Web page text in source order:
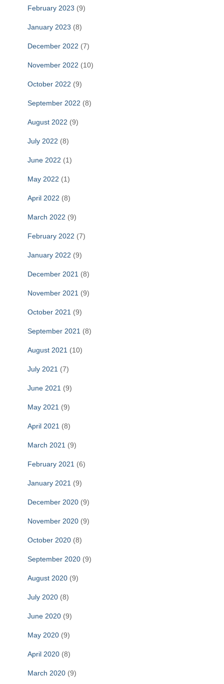
February 2023 (9)
January 2023 (8)
December 2022 (7)
November 2022 (10)
October 2022 (9)
September 2022 (8)
August 2022 (9)
July 2022 (8)
June 2022 (1)
May 2022 (1)
April 2022 (8)
March 2022 (9)
February 2022 (7)
January 2022 (9)
December 2021 (8)
November 2021 (9)
October 2021 (9)
September 2021 (8)
August 2021 (10)
July 2021 (7)
June 2021 (9)
May 2021 (9)
April 2021 (8)
March 2021 (9)
February 2021 (6)
January 2021 (9)
December 2020 (9)
November 2020 (9)
October 2020 (8)
September 2020 (9)
August 2020 (9)
July 2020 (8)
June 2020 (9)
May 2020 (9)
April 2020 (8)
March 2020 (9)